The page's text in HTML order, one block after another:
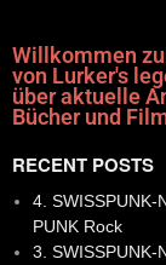
Willkommen
von Lurker's
über aktuelle
Bücher und
RECENT POSTS
4. SWISSPUNK-
PUNK Rock
3. SWISSPUNK-